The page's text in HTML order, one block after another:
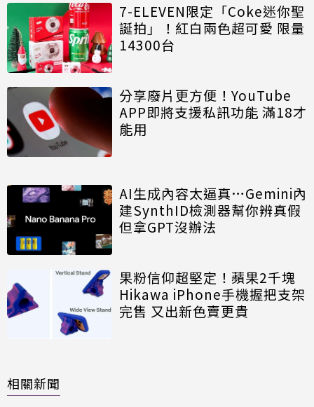
7-ELEVEN限定「Coke迷你聖
誕拍」！紅白兩色超可愛 限量
14300台
分享廢片更方便！YouTube
APP即將支援私訊功能 滿18才
能用
AI生成內容太逼真…Gemini內
建SynthID檢測器幫你辨真假
但拿GPT沒辦法
果粉信仰超堅定！蘋果2千塊
Hikawa iPhone手機握把支架
完售 又出新色賣更貴
相關新聞